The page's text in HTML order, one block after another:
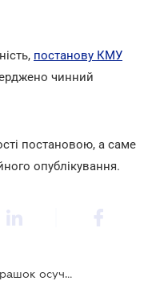
постанову КМУ
чинний
постановою, а саме
опублікування.
Вимоги до безпеки вітчизняних іграшок осучаснять